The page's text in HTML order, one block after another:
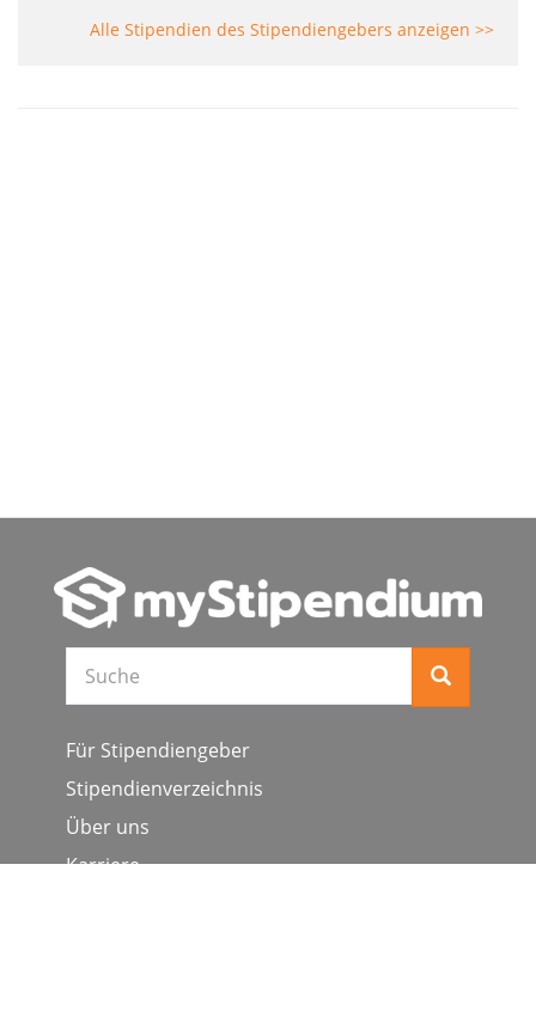
Alle Stipendien des Stipendiengebers anzeigen >>
Suche
Für Stipendiengeber
Stipendienverzeichnis
Über uns
Karriere